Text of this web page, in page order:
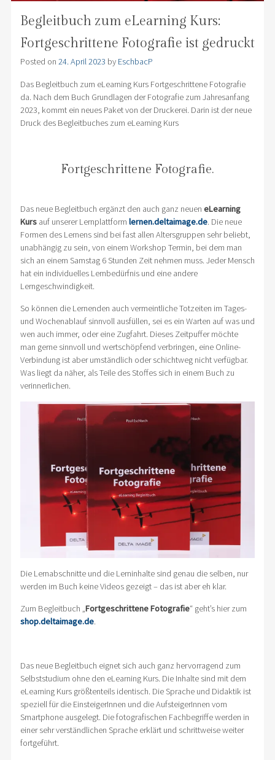
Begleitbuch zum eLearning Kurs:
Fortgeschrittene Fotografie ist gedruckt
Posted on 24. April 2023 by EschbacP
Das Begleitbuch zum eLearning Kurs Fortgeschrittene Fotografie
da. Nach dem Buch Grundlagen der Fotografie zum Jahresanfang
2023, kommt ein neues Paket von der Druckerei. Darin ist der neue
Druck des Begleitbuches zum eLearning Kurs
Fortgeschrittene Fotografie.
Das neue Begleitbuch ergänzt den auch ganz neuen eLearning
Kursauf unserer Lernplattform lernen.deltaimage.de. Die neue
Formen des Lernens sind bei fast allen Altersgruppen sehr beliebt,
unabhängig zu sein, von einem Workshop Termin, bei dem man
sich an einem Samstag 6 Stunden Zeit nehmen muss. Jeder Mensch
hat ein individuelles Lernbedürfnis und eine andere
Lerngeschwindigkeit.
So können die Lernenden auch vermeintliche Totzeiten im Tages-
und Wochenablauf sinnvoll ausfüllen, sei es ein Warten auf was und
wen auch immer, oder eine Zugfahrt. Dieses Zeitpuffer möchte
man gerne sinnvoll und wertschöpfend verbringen, eine Online-
Verbindung ist aber umständlich oder schichtweg nicht verfügbar.
Was liegt da näher, als Teile des Stoffes sich in einem Buch zu
verinnerlichen.
Die Lernabschnitte und die Lerninhalte sind genau die selben, nur
werden im Buch keine Videos gezeigt – das ist aber eh klar.
Zum Begleitbuch „Fortgeschrittene Fotografie“ geht’s hier zum
shop.deltaimage.de.
Das neue Begleitbuch eignet sich auch ganz hervorragend zum
Selbststudium ohne den eLearning Kurs. Die Inhalte sind mit dem
eLearning Kurs größtenteils identisch. Die Sprache und Didaktik ist
speziell für die EinsteigerInnen und die AufsteigerInnen vom
Smartphone ausgelegt. Die fotografischen Fachbegriffe werden in
einer sehr verständlichen Sprache erklärt und schrittweise weiter
fortgeführt.